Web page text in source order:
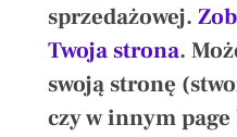
sprzedażowej.
Twoja strona.
swoją stronę
czy w innym